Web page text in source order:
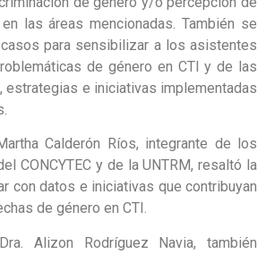
las áreas mencionadas. También se
para sensibilizar a los asistentes
de género en CTI y de las
estrategias e iniciativas implementadas
Calderón Ríos, integrante de los
CONCYTEC y de la UNTRM, resaltó la
con datos e iniciativas que contribuyan
de género en CTI.
Alizon Rodríguez Navia, también